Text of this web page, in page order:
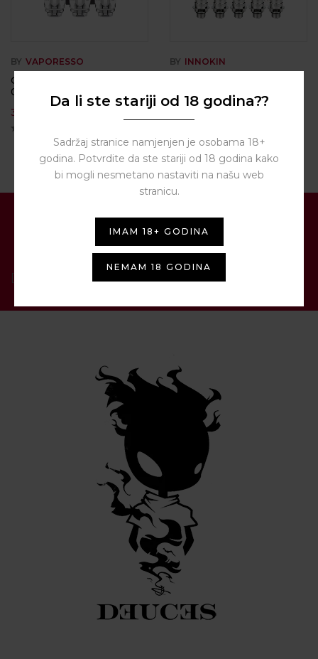
BY VAPORESSO
GT4 Core Clapton coils
0.15Ω – Vaporesso
3,50
BY INNOKIN
PRIJAVITE SE NA NAŠ
NEWSLETTER
[contact-form-7 id="1287" title="Newsletter"]
Da li ste stariji od 18 godina??
Sadržaj stranice namjenjen je osobama 18+
godina. Potvrdite da ste stariji od 18 godina kako
bi mogli nesmetano nastaviti na našu web
stranicu.
IMAM 18+ GODINA
NEMAM 18 GODINA